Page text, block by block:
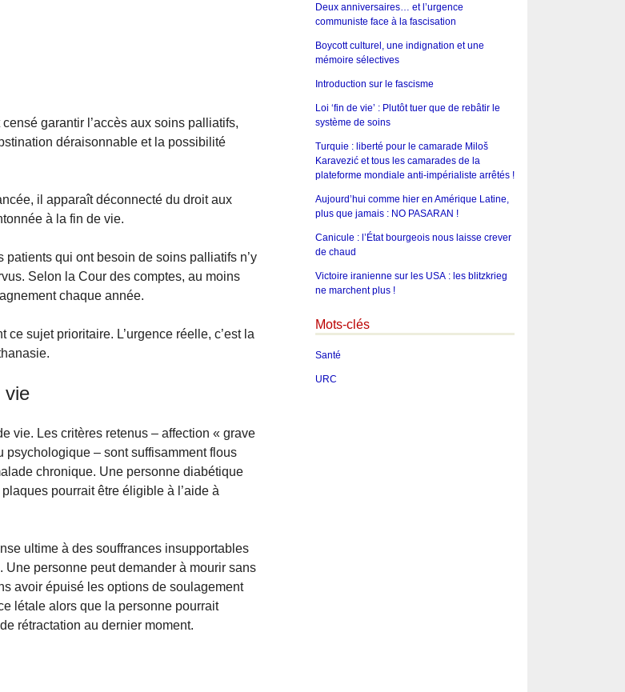
garantir l’accès aux soins palliatifs,
déraisonnable et la possibilité
il apparaît déconnecté du droit aux
à la fin de vie.
patients qui ont besoin de soins palliatifs n’y
Selon la Cour des comptes, au moins
chaque année.
ce sujet prioritaire. L’urgence réelle, c’est la
vie
vie. Les critères retenus – affection « grave
– sont suffisamment flous
chronique. Une personne diabétique
pourrait être éligible à l’aide à
ultime à des souffrances insupportables
personne peut demander à mourir sans
avoir épuisé les options de soulagement
létale alors que la personne pourrait
rétractation au dernier moment.
Deux anniversaires… et l’urgence
communiste face à la fascisation
Boycott culturel, une indignation et une
mémoire sélectives
Introduction sur le fascisme
Loi ‘fin de vie’ : Plutôt tuer que de rebâtir le
système de soins
Turquie : liberté pour le camarade Miloš
Karavezić et tous les camarades de la
plateforme mondiale anti-impérialiste arrêtés !
Aujourd’hui comme hier en Amérique Latine,
plus que jamais : NO PASARAN !
Canicule : l’État bourgeois nous laisse crever
de chaud
Victoire iranienne sur les USA : les blitzkrieg
ne marchent plus !
Mots-clés
Santé
URC